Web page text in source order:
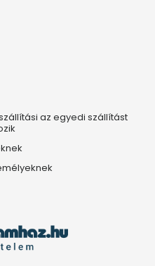
az egyedi szállítást